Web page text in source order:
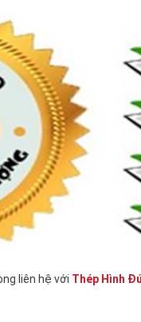
liên hệ với Thép Hình